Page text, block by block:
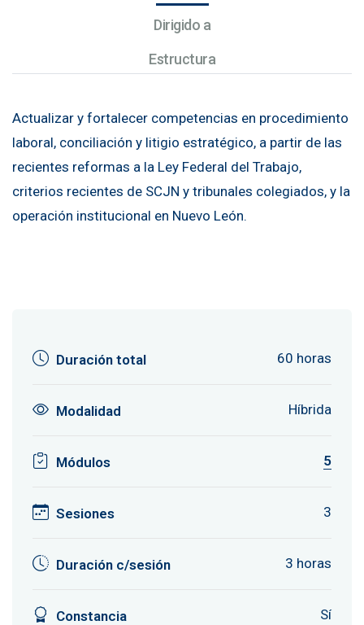
Dirigido a
Estructura
Actualizar y fortalecer competencias en procedimiento
laboral, conciliación y litigio estratégico, a partir de las
recientes reformas a la Ley Federal del Trabajo,
criterios recientes de SCJN y tribunales colegiados, y la
operación institucional en Nuevo León.
Duración total 60 horas
Modalidad Híbrida
Módulos 5
Sesiones 3
Duración c/sesión 3 horas
Constancia Sí